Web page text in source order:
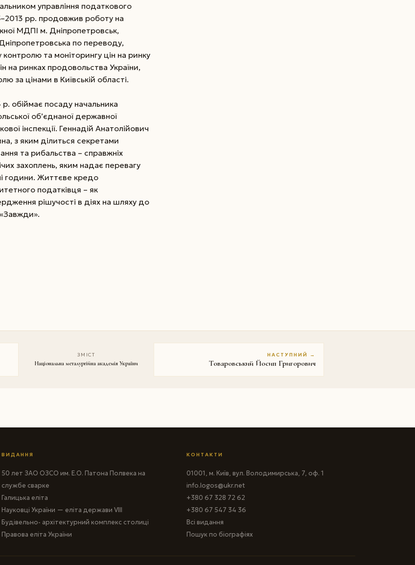
управління податкового
рр. продовжив роботу на
МДПІ м. Дніпропетровськ,
по переводу,
та моніторингу цін на ринку
на ринках продовольства України,
за цінами в Київській області.
р. обіймає посаду начальника
об’єд­наної державної
інспекції. Геннадій Анатолійович
з яким ділиться секретами
та рибальства – справжніх
захоплень, яким надає перевагу
години. Життєве кредо
податківця – як
рішучості в діях на шляху до
ЗМІСТ
Національна металургійна академія України
НАСТУПНИЙ →
Товаровський Йосип Григорович
ВИДАННЯ
50 лет ЗАО ОЗСО им. Е.О. Патона Полвека на
службе сварке
Галицька еліта
Науковці України — еліта держави VIII
Будівельно- архітектурний комплекс столиці
Правова еліта України
КОНТАКТИ
01001, м. Київ, вул. Володимирська, 7, оф. 1
info.logos@ukr.net
+380 67 328 72 62
+380 67 547 34 36
Всі видання
Пошук по біографіях